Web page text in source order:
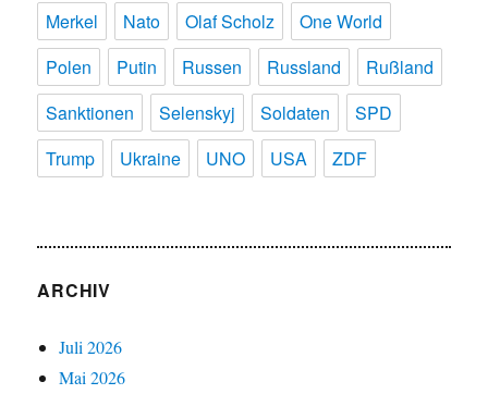
Merkel
Nato Olaf Scholz
One World
Polen
Putin Russen Russland
Rußland
Sanktionen
Selenskyj Soldaten
SPD
Trump
Ukraine UNO USA ZDF
ARCHIV
Juli 2026
Mai 2026